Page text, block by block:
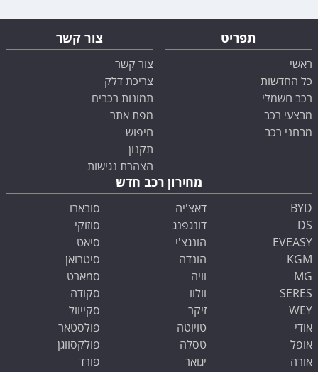
תפריט
ראשי
כל החדשות
רכב חשמלי
מבצעי רכב
מבחני רכב
צור קשר
צור קשר
צריכת דלק
תמונות רכבים
מפת אתר
חיפוש
תקנון
הצהרת נגישות
מחירון רכב חדש
BYD
DS
EVEASY
KGM
MG
SERES
WEY
אודי
אופל
אורה
דאצ'יה
דונגפנג
הונגצ'י
הונדה
וויה
וולוו
זיקר
טויוטה
טסלה
יגואר
סובארו
סוזוקי
סיאט
סיטרואן
סמארט
סקודה
סקייוול
פולסטאר
פולקסווגן
פורד